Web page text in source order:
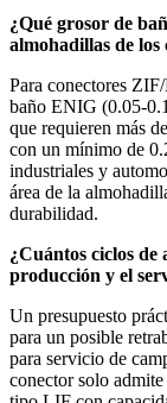
¿Qué grosor de
almohadillas de los
Para conectores
baño ENIG (0.05-
que requieren más
con un mínimo de
industriales y
área de la
durabilidad.
¿Cuántos ciclos
producción y el
Un presupuesto
para un posible
para servicio de
conector solo